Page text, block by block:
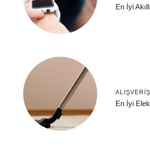
En İyi
ALIŞVERIŞ
En İyi